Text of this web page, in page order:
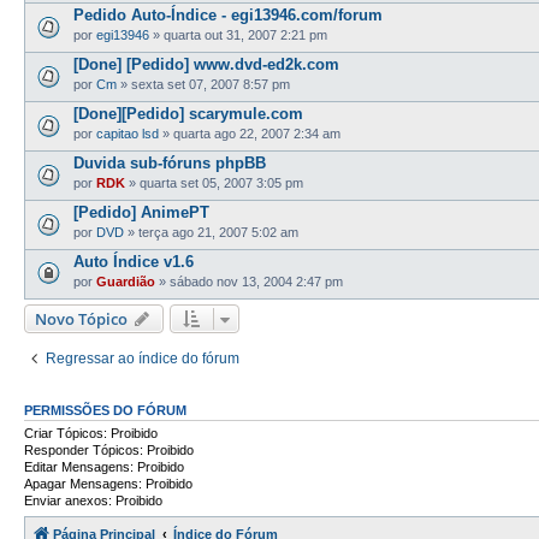
Pedido Auto-Índice - egi13946.com/forum
por egi13946 » quarta out 31, 2007 2:21 pm
[Done] [Pedido] www.dvd-ed2k.com
por Cm » sexta set 07, 2007 8:57 pm
[Done][Pedido] scarymule.com
por capitao lsd » quarta ago 22, 2007 2:34 am
Duvida sub-fóruns phpBB
por RDK » quarta set 05, 2007 3:05 pm
[Pedido] AnimePT
por DVD » terça ago 21, 2007 5:02 am
Auto Índice v1.6
por Guardião » sábado nov 13, 2004 2:47 pm
Novo Tópico
Regressar ao índice do fórum
PERMISSÕES DO FÓRUM
Criar Tópicos: Proibido
Responder Tópicos: Proibido
Editar Mensagens: Proibido
Apagar Mensagens: Proibido
Enviar anexos: Proibido
Página Principal Índice do Fórum